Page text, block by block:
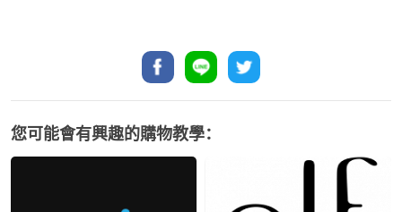
您可能會有興趣的購物教學：